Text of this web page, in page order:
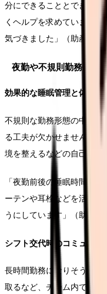
分にできることとできない
くヘルプを求めています
気づきました」（助産師歴
夜勤や不規則勤務との
効果的な睡眠管理と体調維持
不規則な勤務形態の中で健
る工夫が欠かせません。
境を整えるなどの自己管理
「夜勤前後の睡眠時間は
ーテンや耳栓などを活用し
うにしています」（助産師
シフト交代時のコミュニケ
長時間勤務になりそうな場
取るなど、チーム内でのフ